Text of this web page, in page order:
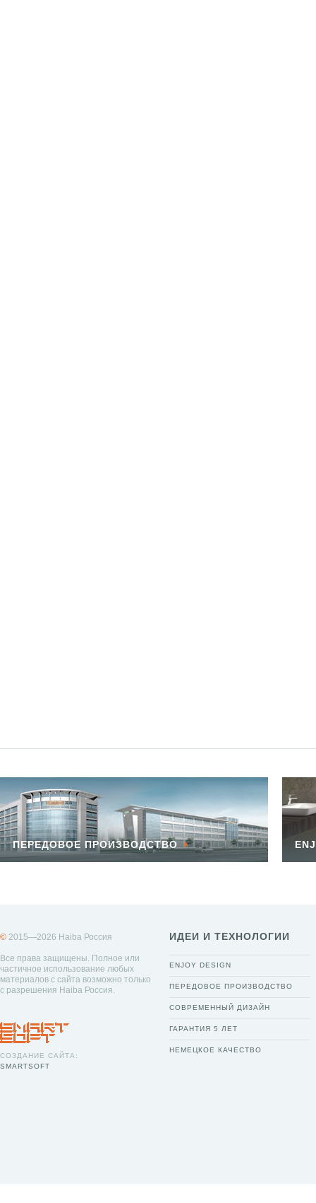
ПЕРЕДОВОЕ ПРОИЗВОДСТВО
© 2015—2026 Haiba Россия
Все права защищены. Полное или
частичное использование любых
материалов с сайта возможно только
с разрешения Haiba Россия.
СОЗДАНИЕ САЙТА:
SMARTSOFT
ИДЕИ И ТЕХНОЛОГИИ
ENJOY DESIGN
ПЕРЕДОВОЕ ПРОИЗВОДСТВО
СОВРЕМЕННЫЙ ДИЗАЙН
ГАРАНТИЯ 5 ЛЕТ
НЕМЕЦКОЕ КАЧЕСТВО